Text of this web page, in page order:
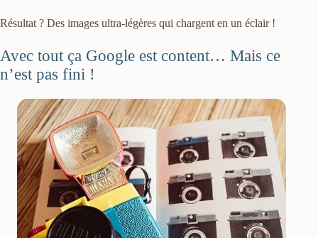
Résultat ? Des images ultra-légères qui chargent en un éclair !
Avec tout ça Google est content… Mais ce
n’est pas fini !